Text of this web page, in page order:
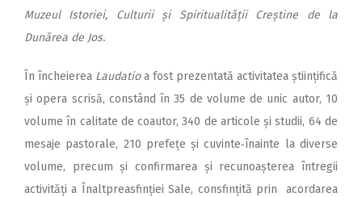
Muzeul Istoriei, Culturii și Spiritualității Creștine de la
Dunărea de Jos.
În încheierea Laudatioa fost prezentată activitatea științifică
și opera scrisă, constând în 35 de volume de unic autor, 10
volume în calitate de coautor, 340 de articole și studii, 64 de
mesaje pastorale, 210 prefețe și cuvinte‑înainte la diverse
volume, precum și confirmarea și recunoașterea întregii
activități a Înaltprea­sfinției Sale, consfin­țită prin acordarea